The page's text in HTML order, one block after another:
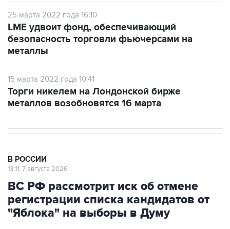
25 марта 2022 года 16:10
LME удвоит фонд, обеспечивающий
безопасность торговли фьючерсами на
металлы
15 марта 2022 года 10:41
Торги никелем на Лондонской бирже
металлов возобновятся 16 марта
В РОССИИ
13:11, 7 августа 2026
ВС РФ рассмотрит иск об отмене
регистрации списка кандидатов от
"Яблока" на выборы в Думу